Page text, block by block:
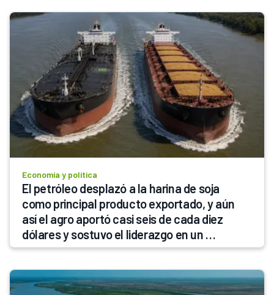
Economía y política
El petróleo desplazó a la harina de soja
como principal producto exportado, y aún
así el agro aportó casi seis de cada diez
dólares y sostuvo el liderazgo en un
semestre récord